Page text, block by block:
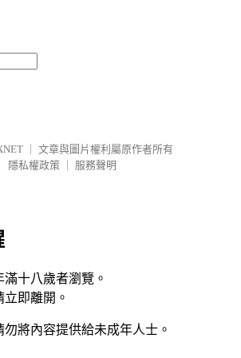
文章與圖片權利屬原作者所有
隱私權政策
服務聲明
十八歲者瀏覽。
即離開。
將內容提供給未成年人士。